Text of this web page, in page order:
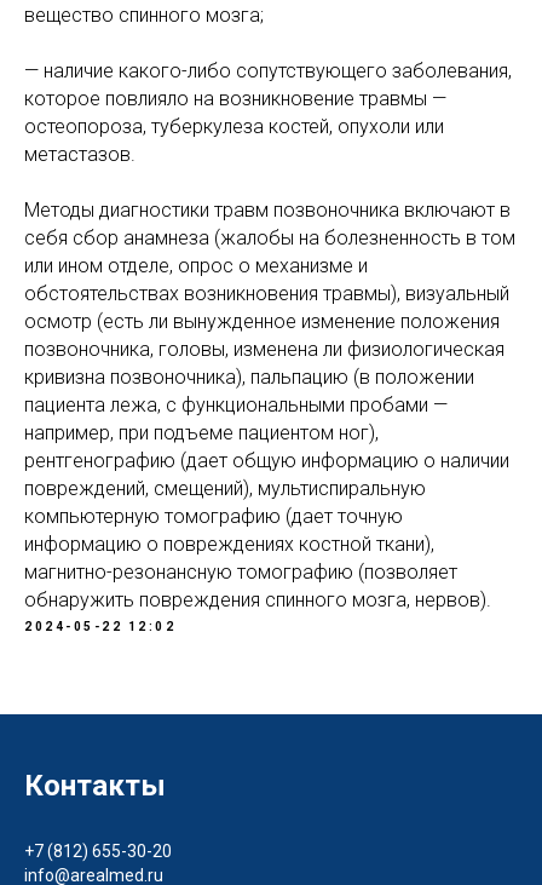
вещество спинного мозга;
— наличие какого-либо сопутствующего заболевания,
которое повлияло на возникновение травмы —
остеопороза, туберкулеза костей, опухоли или
метастазов.
Методы диагностики травм позвоночника включают в
себя сбор анамнеза (жалобы на болезненность в том
или ином отделе, опрос о механизме и
обстоятельствах возникновения травмы), визуальный
осмотр (есть ли вынужденное изменение положения
позвоночника, головы, изменена ли физиологическая
кривизна позвоночника), пальпацию (в положении
пациента лежа, с функциональными пробами —
например, при подъеме пациентом ног),
рентгенографию (дает общую информацию о наличии
повреждений, смещений), мультиспиральную
компьютерную томографию (дает точную
информацию о повреждениях костной ткани),
магнитно-резонансную томографию (позволяет
обнаружить повреждения спинного мозга, нервов).
2024-05-22 12:02
Контакты
+7 (812) 655-30-20
info@arealmed.ru